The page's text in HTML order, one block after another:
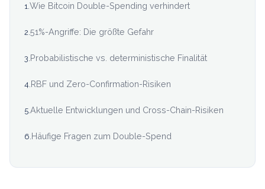
1.Wie Bitcoin Double-Spending verhindert
2.51%-Angriffe: Die größte Gefahr
3.Probabilistische vs. deterministische Finalität
4.RBF und Zero-Confirmation-Risiken
5.Aktuelle Entwicklungen und Cross-Chain-Risiken
6.Häufige Fragen zum Double-Spend